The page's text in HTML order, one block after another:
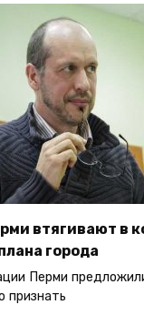
втягивают в
города
Перми
признать